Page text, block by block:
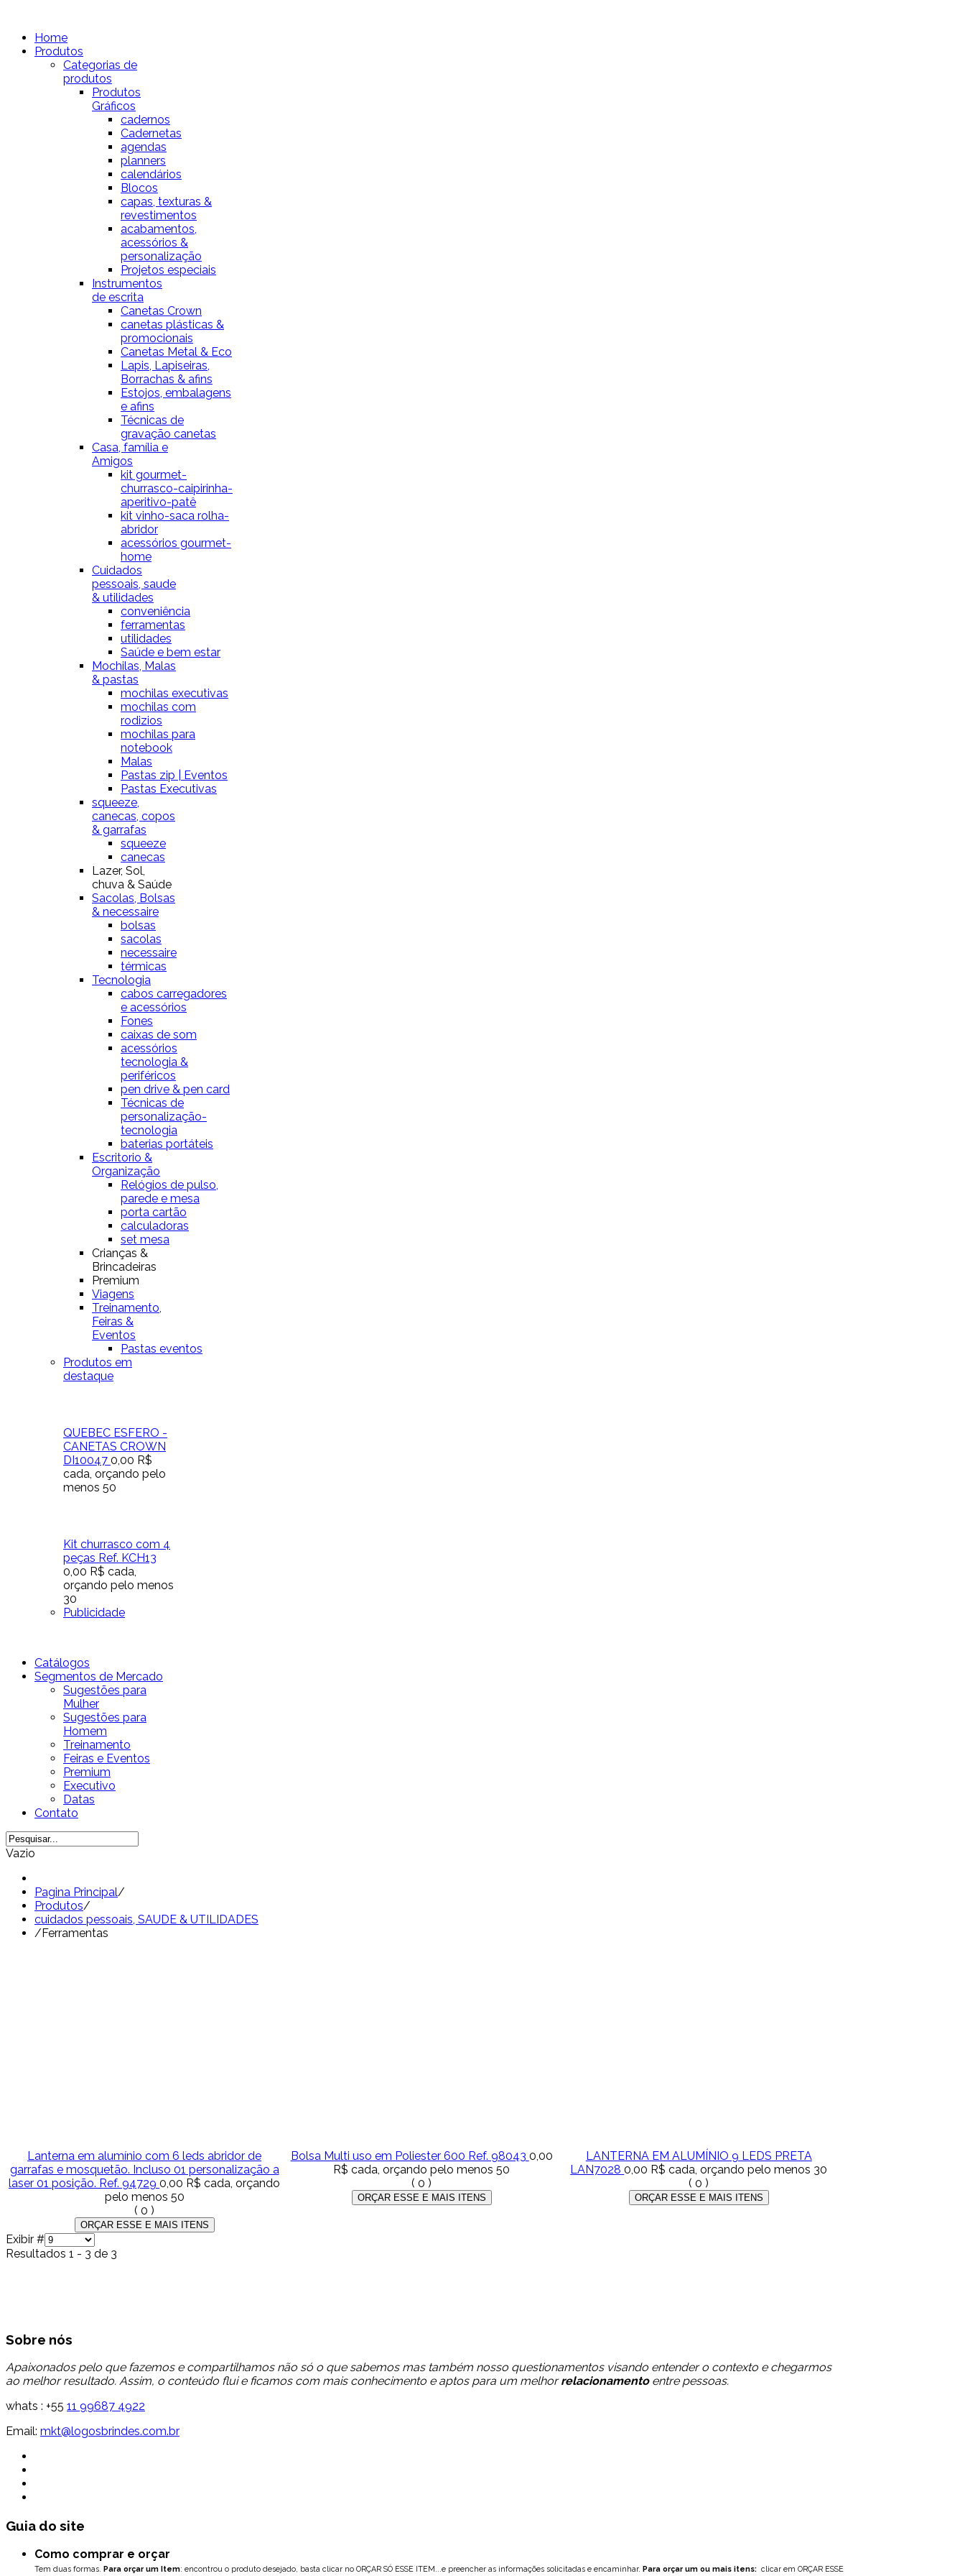
Home
Produtos
Categorias de
produtos
Produtos
Gráficos
cadernos
Cadernetas
agendas
planners
calendários
Blocos
capas, texturas &
revestimentos
acabamentos,
acessórios &
personalização
Projetos especiais
Instrumentos
de escrita
Canetas Crown
canetas plásticas &
promocionais
Canetas Metal & Eco
Lapis, Lapiseiras,
Borrachas & afins
Estojos, embalagens
e afins
Técnicas de
gravação canetas
Casa, família e
Amigos
kit gourmet-
churrasco-caipirinha-
aperitivo-patê
kit vinho-saca rolha-
abridor
acessórios gourmet-
home
Cuidados
pessoais, saude
& utilidades
conveniência
ferramentas
utilidades
Saúde e bem estar
Mochilas, Malas
& pastas
mochilas executivas
mochilas com
rodizios
mochilas para
notebook
Malas
Pastas zip | Eventos
Pastas Executivas
squeeze,
canecas, copos
& garrafas
squeeze
canecas
Lazer, Sol,
chuva & Saúde
Sacolas, Bolsas
& necessaire
bolsas
sacolas
necessaire
térmicas
Tecnologia
cabos carregadores
e acessórios
Fones
caixas de som
acessórios
tecnologia &
periféricos
pen drive & pen card
Técnicas de
personalização-
tecnologia
baterias portáteis
Escritorio &
Organização
Relógios de pulso,
parede e mesa
porta cartão
calculadoras
set mesa
Crianças &
Brincadeiras
Premium
Viagens
Treinamento,
Feiras &
Eventos
Pastas eventos
Produtos em
destaque
QUEBEC ESFERO -
CANETAS CROWN
DI10047 0,00 R$
cada, orçando pelo
menos 50
Kit churrasco com 4
peças Ref. KCH13
0,00 R$ cada,
orçando pelo menos
30
Publicidade
Catálogos
Segmentos de Mercado
Sugestões para
Mulher
Sugestões para
Homem
Treinamento
Feiras e Eventos
Premium
Executivo
Datas
Contato
Vazio
Pagina Principal/
Produtos/
cuidados pessoais, SAUDE & UTILIDADES
/Ferramentas
Lanterna em alumínio com 6 leds abridor de
garrafas e mosquetão. Incluso 01 personalização a
laser 01 posição. Ref. 947290,00 R$ cada, orçando
pelo menos 50
( 0 )
Bolsa Multi uso em Poliester 600 Ref. 98043 0,00
R$ cada, orçando pelo menos 50
( 0 )
LANTERNA EM ALUMÍNIO 9 LEDS PRETA
LAN70280,00 R$ cada, orçando pelo menos 30
( 0 )
Exibir #
Resultados 1 - 3 de 3
Sobre nós
Apaixonados pelo que fazemos e compartilhamos não só o que sabemos mas também nosso questionamentos visando entender o contexto e chegarmos
ao melhor resultado. Assim, o conteúdo flui e ficamos com mais conhecimento e aptos para um melhorrelacionamentoentre pessoas.
whats : +55 11 99687 4922
Email: mkt@logosbrindes.com.br
Guia do site
Como comprar e orçar
Tem duas formas. Para orçar um Item: encontrou o produto desejado, basta clicar no ORÇAR SÓ ESSE ITEM...e preencher as informações solicitadas e encaminhar. Para orçar um ou mais itens: clicar em ORÇAR ESSE